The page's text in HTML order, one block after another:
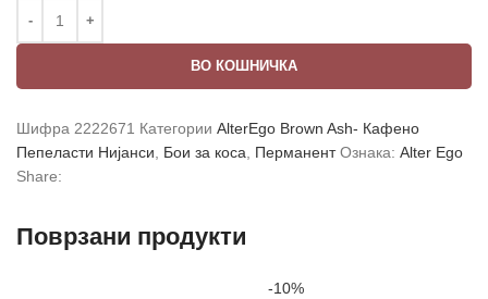
ВО КОШНИЧКА
Шифра 2222671 Категории AlterEgo Brown Ash- Кафено
Пепеласти Нијанси
Бои за коса Перманент Ознака: Alter Ego
Share:
Поврзани продукти
-10%